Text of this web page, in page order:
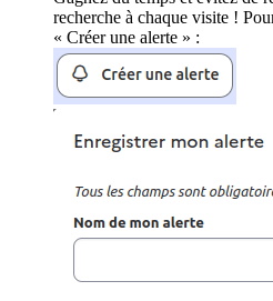
recherche à chaque visite !
« Créer une alerte » :